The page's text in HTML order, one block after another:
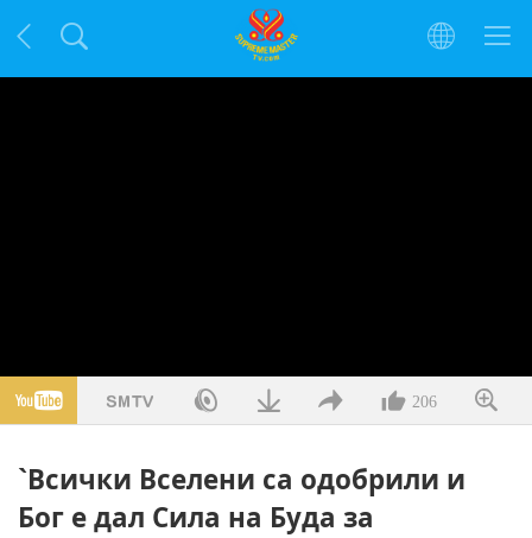
206
`Всички Вселени са одобрили и
Бог е дал Сила на Буда за